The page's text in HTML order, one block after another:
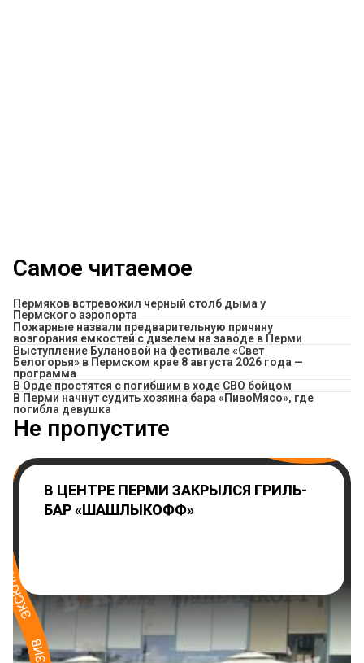
Самое читаемое
Пермяков встревожил черный столб дыма у
Пермского аэропорта
Пожарные назвали предварительную причину
возгорания емкостей с дизелем на заводе в Перми
Выступление Булановой на фестивале «Свет
Белогорья» в Пермском крае 8 августа 2026 года —
программа
В Орде простятся с погибшим в ходе СВО бойцом
​В Перми начнут судить хозяина бара «ПивоМясо», где
погибла девушка
Не пропустите
В ЦЕНТРЕ ПЕРМИ ЗАКРЫЛСЯ ГРИЛЬ-
БАР «ШАШЛЫКОФФ»